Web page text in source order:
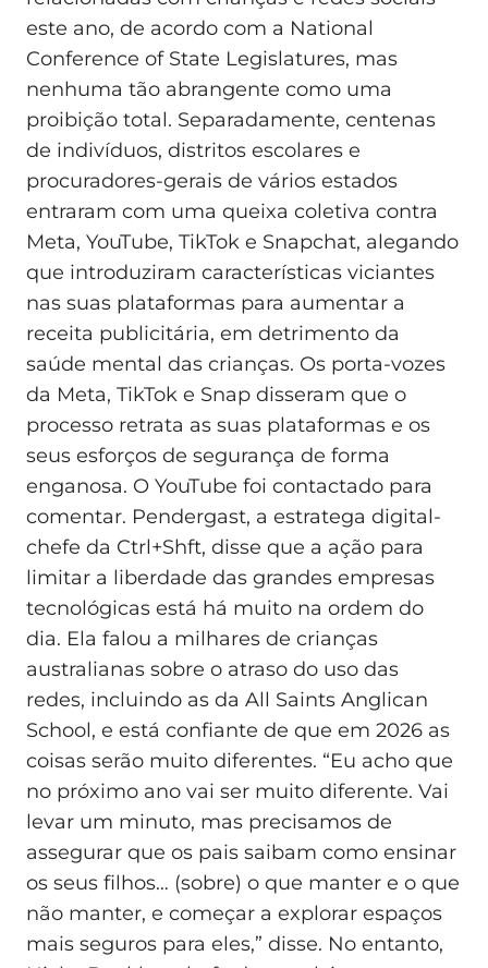
este ano, de acordo com a National
Conference of State Legislatures, mas
nenhuma tão abrangente como uma
proibição total. Separadamente, centenas
de indivíduos, distritos escolares e
procuradores-gerais de vários estados
entraram com uma queixa coletiva contra
Meta, YouTube, TikTok e Snapchat, alegando
que introduziram características viciantes
nas suas plataformas para aumentar a
receita publicitária, em detrimento da
saúde mental das crianças. Os porta-vozes
da Meta, TikTok e Snap disseram que o
processo retrata as suas plataformas e os
seus esforços de segurança de forma
enganosa. O YouTube foi contactado para
comentar. Pendergast, a estratega digital-
chefe da Ctrl+Shft, disse que a ação para
limitar a liberdade das grandes empresas
tecnológicas está há muito na ordem do
dia. Ela falou a milhares de crianças
australianas sobre o atraso do uso das
redes, incluindo as da All Saints Anglican
School, e está confiante de que em 2026 as
coisas serão muito diferentes. “Eu acho que
no próximo ano vai ser muito diferente. Vai
levar um minuto, mas precisamos de
assegurar que os pais saibam como ensinar
os seus filhos… (sobre) o que manter e o que
não manter, e começar a explorar espaços
mais seguros para eles,” disse. No entanto,